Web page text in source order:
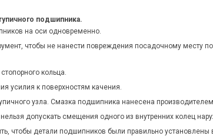
подшипника.
на оси одновременно.
чтобы не нанести повреждения посадочному месту
кольца.
усилия к поверхностям качения.
узла. Смазка подшипника нанесена
допускать смещения одного из внутренних колец
чтобы детали подшипников были правильно установлены